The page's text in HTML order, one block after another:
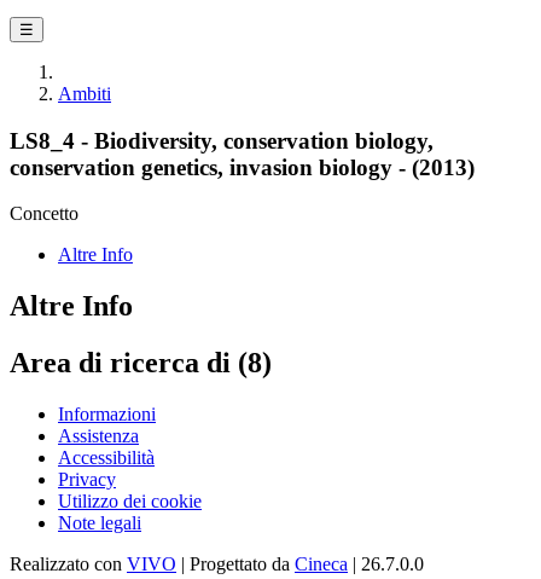
☰
Ambiti
LS8_4 - Biodiversity, conservation biology,
conservation genetics, invasion biology - (2013)
Concetto
Altre Info
Altre Info
Area di ricerca di (8)
Informazioni
Assistenza
Accessibilità
Privacy
Utilizzo dei cookie
Note legali
Realizzato con VIVO | Progettato da Cineca | 26.7.0.0